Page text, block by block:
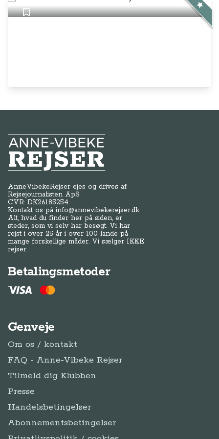
Anne-Vibeke Rejser
AnneVibekeRejser ejes og drives af
Rejsejournalisten ApS
CVR: DK26185254
Kontakt os påinfo@annevibekerejser.dk
Alt, hvad du finder her på siden, er
steder, som vi selv har besøgt. Vi har
rejst i over 25 år i over 100 lande på
mange forskellige måder. Vi sælger IKKE
rejser.
Betalingsmetoder
Genveje
Om os / kontakt
FAQ - Anne-Vibeke Rejser
Tilmeld dig Klubben
Presse
Handelsbetingelser
Abonnementsbetingelser